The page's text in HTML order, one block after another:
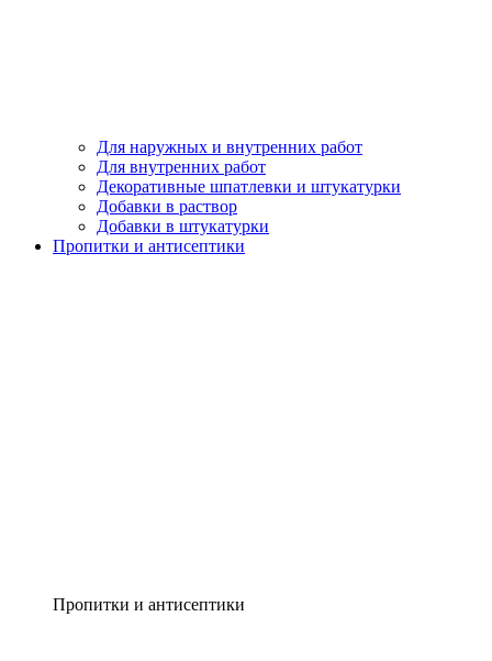
Для наружных и внутренних работ
Для внутренних работ
Декоративные шпатлевки и штукатурки
Добавки в раствор
Добавки в штукатурки
Пропитки и антисептики
Пропитки и антисептики